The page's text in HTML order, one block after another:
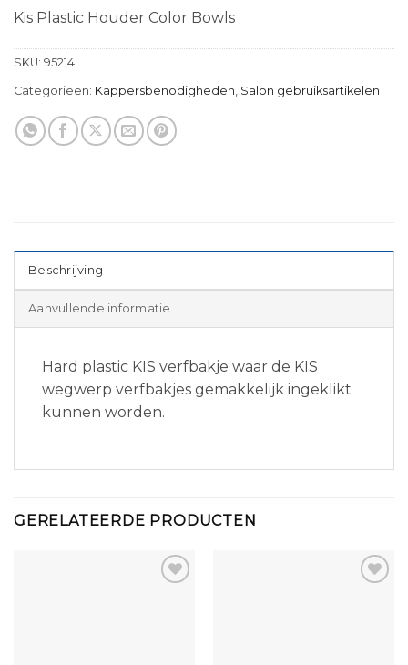
Kis Plastic Houder Color Bowls
SKU: 95214
Categorieën: Kappersbenodigheden Salon gebruiksartikelen
Beschrijving
Aanvullende informatie
Hard plastic KIS verfbakje waar de KIS
wegwerp verfbakjes gemakkelijk ingeklikt
kunnen worden.
GERELATEERDE PRODUCTEN